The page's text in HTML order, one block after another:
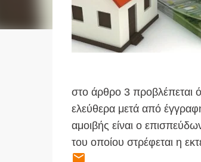
στο άρθρο 3 προβλέπεται
ελεύθερα μετά από
αμοιβής είναι ο
του οποίου στρέφεται η